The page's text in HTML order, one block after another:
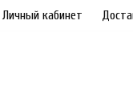
Личный кабинет